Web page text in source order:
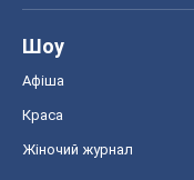
Шоу
Афіша
Краса
Жіночий журнал